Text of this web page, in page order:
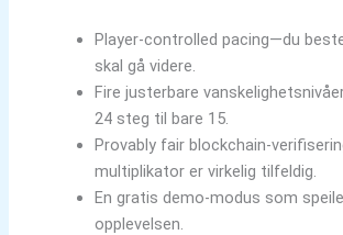
Player‑controlled pacing—du
skal gå videre.
Fire justerbare
24 steg til bare 15.
Provably fair blockchain-
multiplikator er virkelig tilfeldig.
En gratis demo-modus som
opplevelsen.